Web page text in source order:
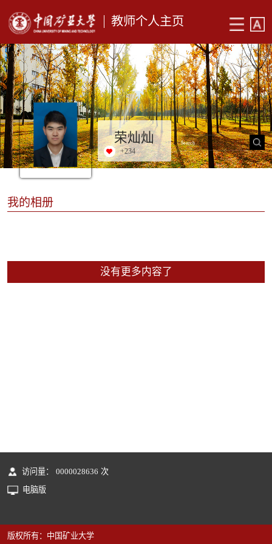
教师个人主页
荣灿灿
+234
我的相册
没有更多内容了
访问量： 0000028636 次
电脑版
版权所有：中国矿业大学